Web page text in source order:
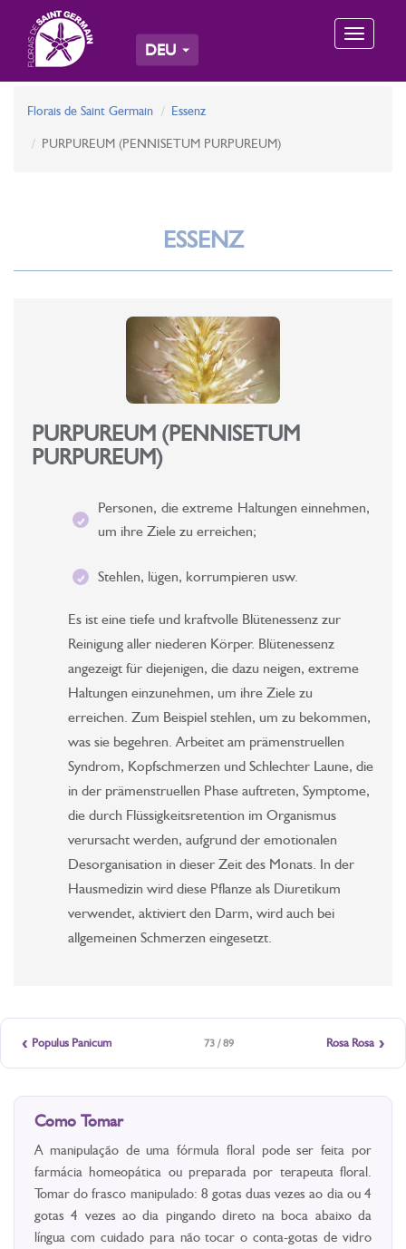
Toggle
DEU
Florais de Saint Germain Essenz
PURPUREUM (PENNISETUM PURPUREUM)
ESSENZ
PURPUREUM (PENNISETUM
PURPUREUM)
Personen, die extreme Haltungen einnehmen,
um ihre Ziele zu erreichen;
Stehlen, lügen, korrumpieren usw.
Es ist eine tiefe und kraftvolle Blütenessenz zur
Reinigung aller niederen Körper. Blütenessenz
angezeigt für diejenigen, die dazu neigen, extreme
Haltungen einzunehmen, um ihre Ziele zu
erreichen. Zum Beispiel stehlen, um zu bekommen,
was sie begehren. Arbeitet am prämenstruellen
Syndrom, Kopfschmerzen und Schlechter Laune, die
in der prämenstruellen Phase auftreten, Symptome,
die durch Flüssigkeitsretention im Organismus
verursacht werden, aufgrund der emotionalen
Desorganisation in dieser Zeit des Monats. In der
Hausmedizin wird diese Pflanze als Diuretikum
verwendet, aktiviert den Darm, wird auch bei
allgemeinen Schmerzen eingesetzt.
‹ Populus Panicum 73 / 89 Rosa Rosa ›
Como Tomar
A manipulação de uma fórmula floral pode ser feita por
farmácia homeopática ou preparada por terapeuta floral.
Tomar do frasco manipulado: 8 gotas duas vezes ao dia ou 4
gotas 4 vezes ao dia pingando direto na boca abaixo da
língua com cuidado para não tocar o conta-gotas de vidro